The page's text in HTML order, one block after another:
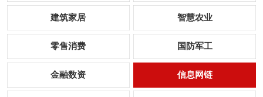
建筑家居 智慧农业
零售消费 国防军工
金融数资 信息网链